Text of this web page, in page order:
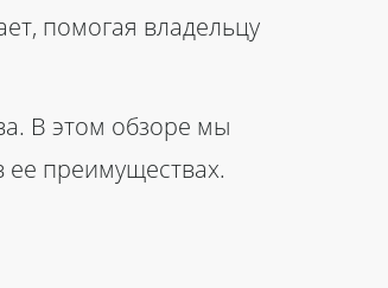
помогая владельцу
В этом обзоре мы
ее преимуществах.